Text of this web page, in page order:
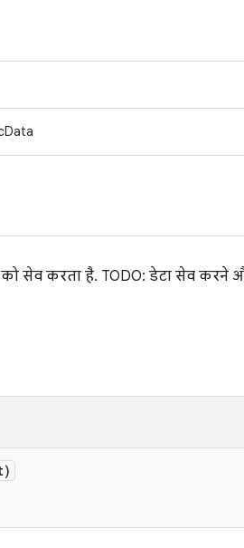
सेव करता है. TODO: डेटा सेव करने